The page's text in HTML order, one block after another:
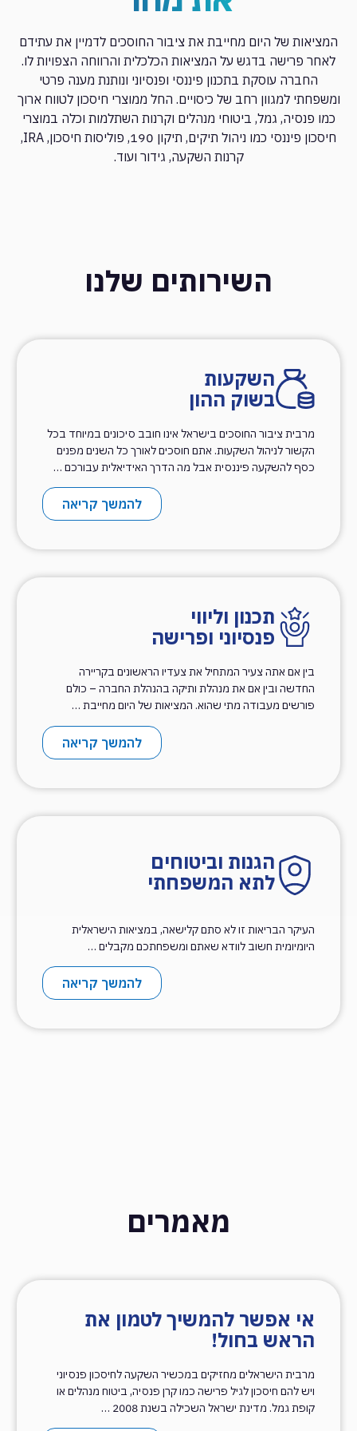
המציאות של היום מחייבת את ציבור החוסכים לדמיין את עתידם
לאחר פרישה בדגש על המציאות הכלכלית והרווחה הצפויות לו.
החברה עוסקת בתכנון פיננסי ופנסיוני ונותנת מענה פרטי
ומשפחתי למגוון רחב של כיסויים. החל ממוצרי חיסכון לטווח ארוך
כמו פנסיה, גמל, ביטוחי מנהלים וקרנות השתלמות וכלה במוצרי
חיסכון פיננסי כמו ניהול תיקים, תיקון 190, פוליסות חיסכון, IRA,
קרנות השקעה, גידור ועוד.
השירותים שלנו
השקעות
בשוק ההון
מרבית ציבור החוסכים בישראל אינו חובב סיכונים במיוחד בכל
הקשור לניהול השקעות. אתם חוסכים לאורך כל השנים מפנים
כסף להשקעה פיננסית אבל מה הדרך האידיאלית עבורכם …
להמשך קריאה
תכנון וליווי
פנסיוני ופרישה
בין אם אתה צעיר המתחיל את צעדיו הראשונים בקריירה
החדשה ובין אם את מנהלת ותיקה בהנהלת החברה – כולם
פורשים מעבודה מתי שהוא. המציאות של היום מחייבת …
להמשך קריאה
הגנות וביטוחים
לתא המשפחתי
העיקר הבריאות זו לא סתם קלישאה, במציאות הישראלית
היומיומית חשוב לוודא שאתם ומשפחתכם מקבלים …
להמשך קריאה
מאמרים
אי אפשר להמשיך לטמון את
הראש בחול!
מרבית הישראלים מחזיקים במכשיר השקעה לחיסכון פנסיוני
ויש להם חיסכון לגיל פרישה כמו קרן פנסיה, ביטוח מנהלים או
קופת גמל. מדינת ישראל השכילה בשנת 2008 …